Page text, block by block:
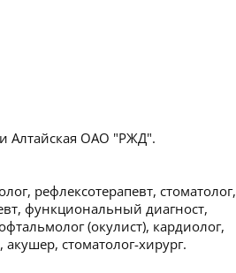
Алтайская ОАО "РЖД".
рефлексотерапевт, стоматолог,
функциональный диагност,
(окулист), кардиолог,
стоматолог-хирург.